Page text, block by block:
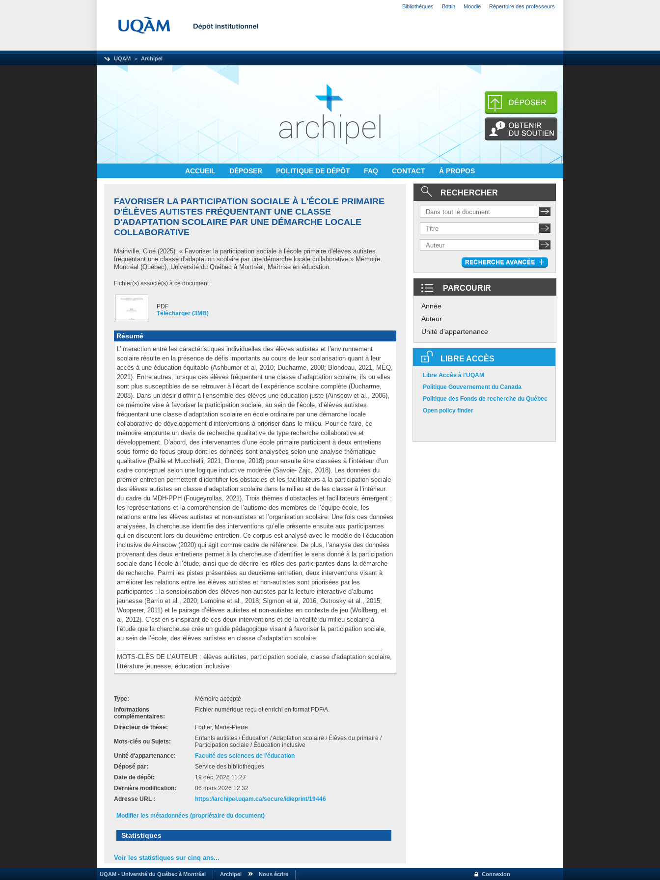
Bibliothèques Bottin Moodle Répertoire des professeurs
UQAM Archipel
ACCUEIL DÉPOSER POLITIQUE DE DÉPÔT FAQ CONTACT À PROPOS
FAVORISER LA PARTICIPATION SOCIALE À L'ÉCOLE PRIMAIRE
D'ÉLÈVES AUTISTES FRÉQUENTANT UNE CLASSE
D'ADAPTATION SCOLAIRE PAR UNE DÉMARCHE LOCALE
COLLABORATIVE
Mainville, Cloé (2025). « Favoriser la participation sociale à l'école primaire d'élèves autistes
fréquentant une classe d'adaptation scolaire par une démarche locale collaborative » Mémoire.
Montréal (Québec), Université du Québec à Montréal, Maîtrise en éducation.
Fichier(s) associé(s) à ce document :
PDF
Télécharger (3MB)
Résumé
L’interaction entre les caractéristiques individuelles des élèves autistes et l’environnement
scolaire résulte en la présence de défis importants au cours de leur scolarisation quant à leur
accès à une éducation équitable (Ashburner et al, 2010; Ducharme, 2008; Blondeau, 2021, MÉQ,
2021). Entre autres, lorsque ces élèves fréquentent une classe d’adaptation scolaire, ils ou elles
sont plus susceptibles de se retrouver à l’écart de l’expérience scolaire complète (Ducharme,
2008). Dans un désir d’offrir à l’ensemble des élèves une éducation juste (Ainscow et al., 2006),
ce mémoire vise à favoriser la participation sociale, au sein de l’école, d’élèves autistes
fréquentant une classe d’adaptation scolaire en école ordinaire par une démarche locale
collaborative de développement d’interventions à prioriser dans le milieu. Pour ce faire, ce
mémoire emprunte un devis de recherche qualitative de type recherche collaborative et
développement. D’abord, des intervenantes d’une école primaire participent à deux entretiens
sous forme de focus group dont les données sont analysées selon une analyse thématique
qualitative (Paillé et Mucchielli, 2021; Dionne, 2018) pour ensuite être classées à l’intérieur d’un
cadre conceptuel selon une logique inductive modérée (Savoie- Zajc, 2018). Les données du
premier entretien permettent d’identifier les obstacles et les facilitateurs à la participation sociale
des élèves autistes en classe d’adaptation scolaire dans le milieu et de les classer à l’intérieur
du cadre du MDH-PPH (Fougeyrollas, 2021). Trois thèmes d’obstacles et facilitateurs émergent :
les représentations et la compréhension de l’autisme des membres de l’équipe-école, les
relations entre les élèves autistes et non-autistes et l’organisation scolaire. Une fois ces données
analysées, la chercheuse identifie des interventions qu’elle présente ensuite aux participantes
qui en discutent lors du deuxième entretien. Ce corpus est analysé avec le modèle de l’éducation
inclusive de Ainscow (2020) qui agit comme cadre de référence. De plus, l’analyse des données
provenant des deux entretiens permet à la chercheuse d’identifier le sens donné à la participation
sociale dans l’école à l’étude, ainsi que de décrire les rôles des participantes dans la démarche
de recherche. Parmi les pistes présentées au deuxième entretien, deux interventions visant à
améliorer les relations entre les élèves autistes et non-autistes sont priorisées par les
participantes : la sensibilisation des élèves non-autistes par la lecture interactive d’albums
jeunesse (Barrio et al., 2020; Lemoine et al., 2018; Sigmon et al, 2016; Ostrosky et al., 2015;
Wopperer, 2011) et le pairage d’élèves autistes et non-autistes en contexte de jeu (Wolfberg, et
al, 2012). C’est en s’inspirant de ces deux interventions et de la réalité du milieu scolaire à
l’étude que la chercheuse crée un guide pédagogique visant à favoriser la participation sociale,
au sein de l’école, des élèves autistes en classe d’adaptation scolaire.
MOTS-CLÉS DE L’AUTEUR : élèves autistes, participation sociale, classe d’adaptation scolaire,
littérature jeunesse, éducation inclusive
Type:
Mémoire accepté
Informations
complémentaires:
Fichier numérique reçu et enrichi en format PDF/A.
Directeur de thèse: Fortier, Marie-Pierre
Mots-clés ou Sujets:
Enfants autistes / Éducation / Adaptation scolaire / Élèves du primaire /
Participation sociale / Éducation inclusive
Unité d'appartenance:
Faculté des sciences de l'éducation
Déposé par:
Service des bibliothèques
Date de dépôt:
19 déc. 2025 11:27
Dernière modification:
06 mars 2026 12:32
Adresse URL :
https://archipel.uqam.ca/secure/id/eprint/19446
Modifier les métadonnées (propriétaire du document)
Statistiques
Voir les statistiques sur cinq ans...
RECHERCHER
PARCOURIR
Année
Auteur
Unité d'appartenance
LIBRE ACCÈS
Libre Accès à l'UQAM
Politique Gouvernement du Canada
Politique des Fonds de recherche du Québec
Open policy finder
UQAM - Université du Québec à Montréal Archipel Nous écrire Connexion